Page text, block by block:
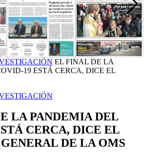
EL FINAL DE LA
19 ESTÁ CERCA, DICE EL
LA PANDEMIA DEL
CERCA, DICE EL
DE LA OMS